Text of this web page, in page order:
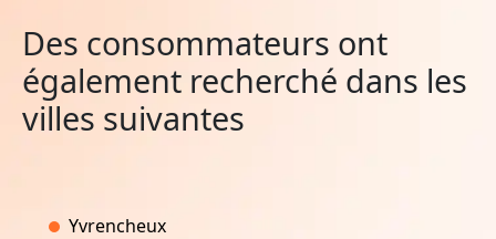
Des consommateurs ont
également recherché dans les
villes suivantes
Yvrencheux